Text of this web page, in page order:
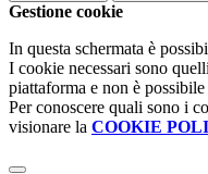
Gestione cookie
In questa schermata è
I cookie necessari sono
piattaforma e non è
Per conoscere quali sono i
visionare la COOKIE